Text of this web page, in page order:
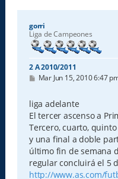
gorri
Liga de Campeones
2 A 2010/2011
M
s
a
e
Mar Jun 15, 2010 6:47
liga adelante
El tercer ascenso a
Tercero, cuarto,
y una final a doble
último fin de semana
regular concluirá el 5
http://www.as.com/